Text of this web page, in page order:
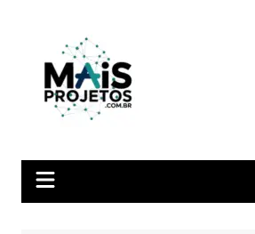
conteúdo